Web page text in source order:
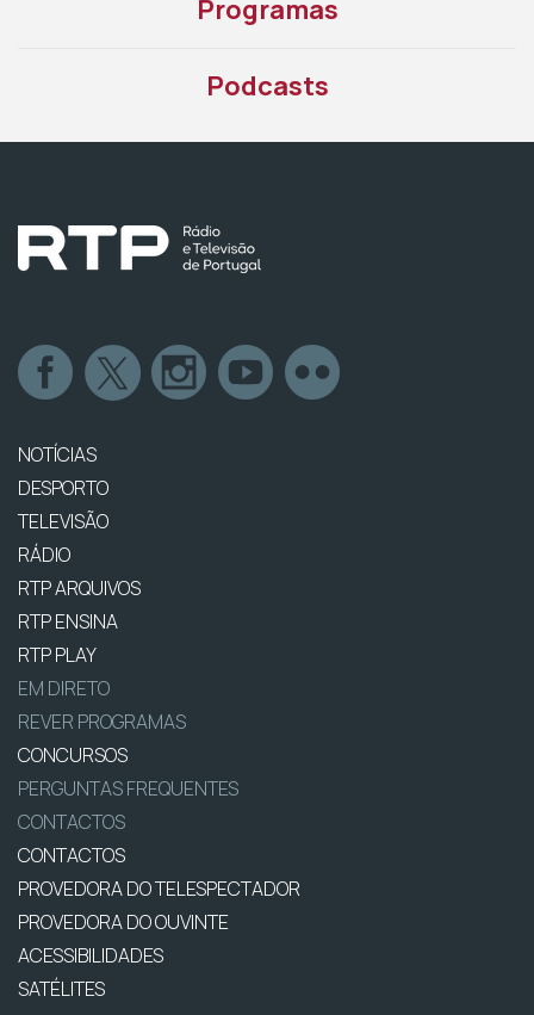
Programas
Podcasts
NOTÍCIAS
DESPORTO
TELEVISÃO
RÁDIO
RTP ARQUIVOS
RTP ENSINA
RTP PLAY
EM DIRETO
REVER PROGRAMAS
CONCURSOS
PERGUNTAS FREQUENTES
CONTACTOS
CONTACTOS
PROVEDORA DO TELESPECTADOR
PROVEDORA DO OUVINTE
ACESSIBILIDADES
SATÉLITES